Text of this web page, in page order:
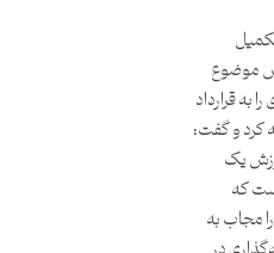
موضوع
به قرارداد
کرد و گفت:
یک
که
مجاب به